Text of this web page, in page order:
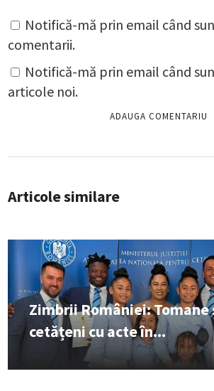
Notifică-mă prin email când
comentarii.
Notifică-mă prin email când
articole noi.
Articole similare
Zimbrii României: Tomane
cetățeni cu acte în...